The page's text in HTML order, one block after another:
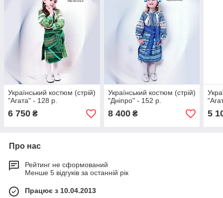
Український костюм (стрій)
"Агата" - 128 р.
6 750 ₴
Український костюм (стрій)
"Дніпро" - 152 р.
8 400₴ 5
Про нас
Рейтинг не сформований
Менше 5 відгуків за останній рік
Працює з 10.04.2013